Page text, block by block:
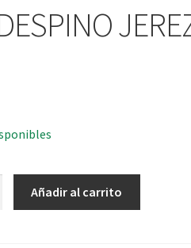
Añadir al carrito